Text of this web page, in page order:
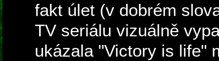
fakt úlet (v dobrém
TV seriálu vizuálně
ukázala "Victory is life"